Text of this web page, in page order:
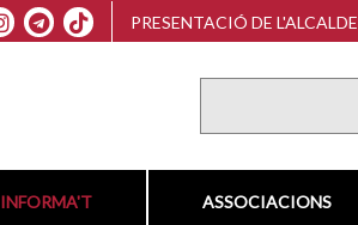
PRESENTACIÓ DE L'ALCALDE
INFORMA'T ASSOCIACIONS